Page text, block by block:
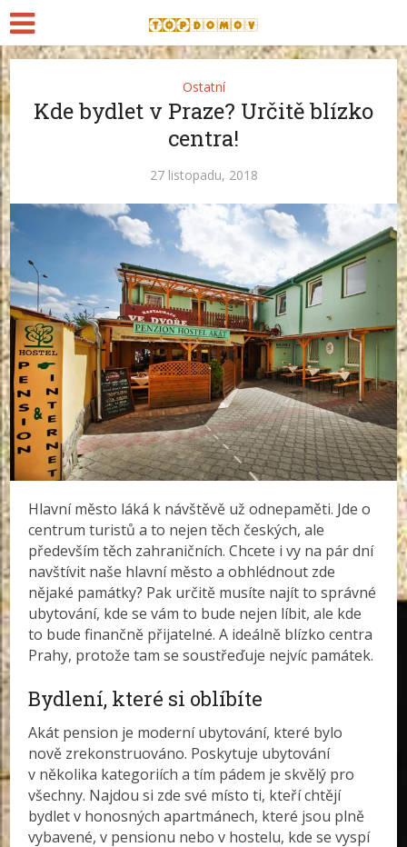
Ostatní
Kde bydlet v Praze? Určitě blízko
centra!
27 listopadu, 2018
Hlavní město láká k návštěvě už odnepaměti. Jde o
centrum turistů a to nejen těch českých, ale
především těch zahraničních. Chcete i vy na pár dní
navštívit naše hlavní město a obhlédnout zde
nějaké památky? Pak určitě musíte najít to správné
ubytování, kde se vám to bude nejen líbit, ale kde
to bude finančně přijatelné. A ideálně blízko centra
Prahy, protože tam se soustřeďuje nejvíc památek.
Bydlení, které si oblíbíte
Akát pension je moderní ubytování, které bylo
nově zrekonstruováno. Poskytuje ubytování
v několika kategoriích a tím pádem je skvělý pro
všechny. Najdou si zde své místo ti, kteří chtějí
bydlet v honosných apartmánech, které jsou plně
vybavené, v pensionu nebo v hostelu, kde se vyspí